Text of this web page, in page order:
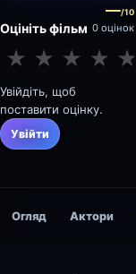
Оцініть фільм
—/10
0 оцінок
★ ★ ★ ★ ★
Увійдіть, щоб
поставити оцінку.
Увійти
Огляд Актори